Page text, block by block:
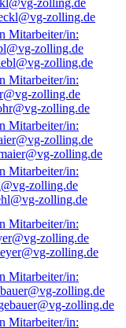
zolling.de
zolling.de
zolling.de
zolling.de
zolling.de
zolling.de
zolling.de